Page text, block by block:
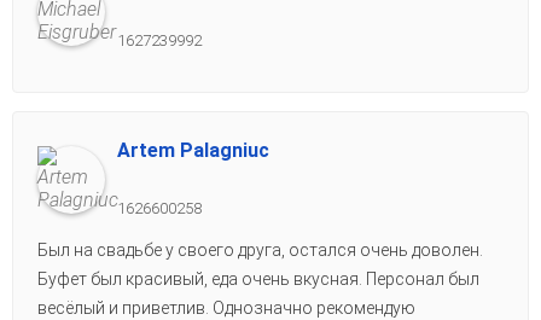
1627239992
Artem Palagniuc
1626600258
Был на свадьбе у своего друга, остался очень доволен.
Буфет был красивый, еда очень вкусная. Персонал был
весёлый и приветлив. Однозначно рекомендую